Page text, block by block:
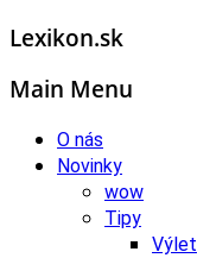
Lexikon.sk
Main Menu
O nás
Novinky
wow
Tipy
Výlet